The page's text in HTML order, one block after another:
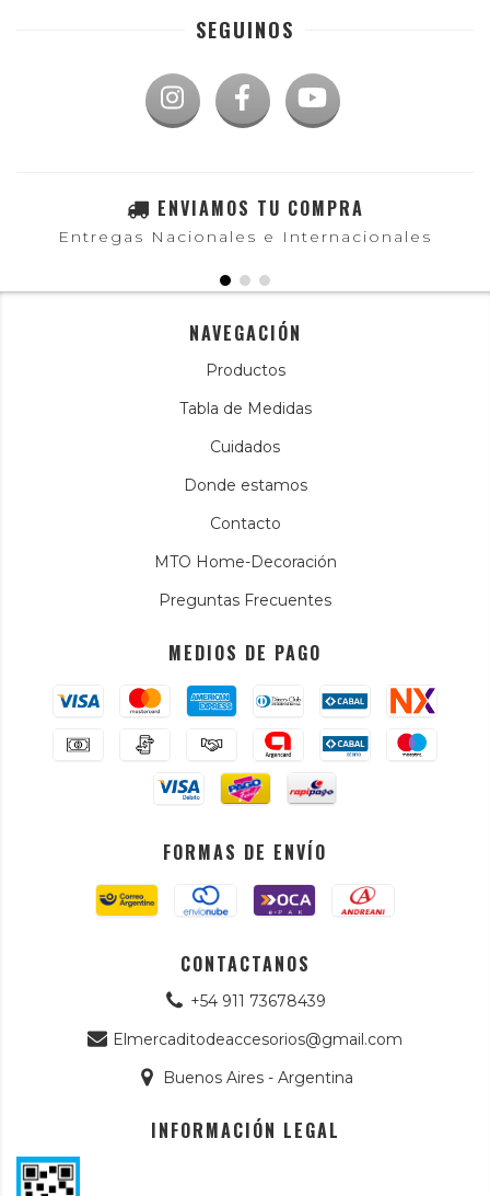
SEGUINOS
ENVIAMOS TU COMPRA
Entregas Nacionales e Internacionales
NAVEGACIÓN
Productos
Tabla de Medidas
Cuidados
Donde estamos
Contacto
MTO Home-Decoración
Preguntas Frecuentes
MEDIOS DE PAGO
FORMAS DE ENVÍO
CONTACTANOS
+54 911 73678439
Elmercaditodeaccesorios@gmail.com
Buenos Aires - Argentina
INFORMACIÓN LEGAL